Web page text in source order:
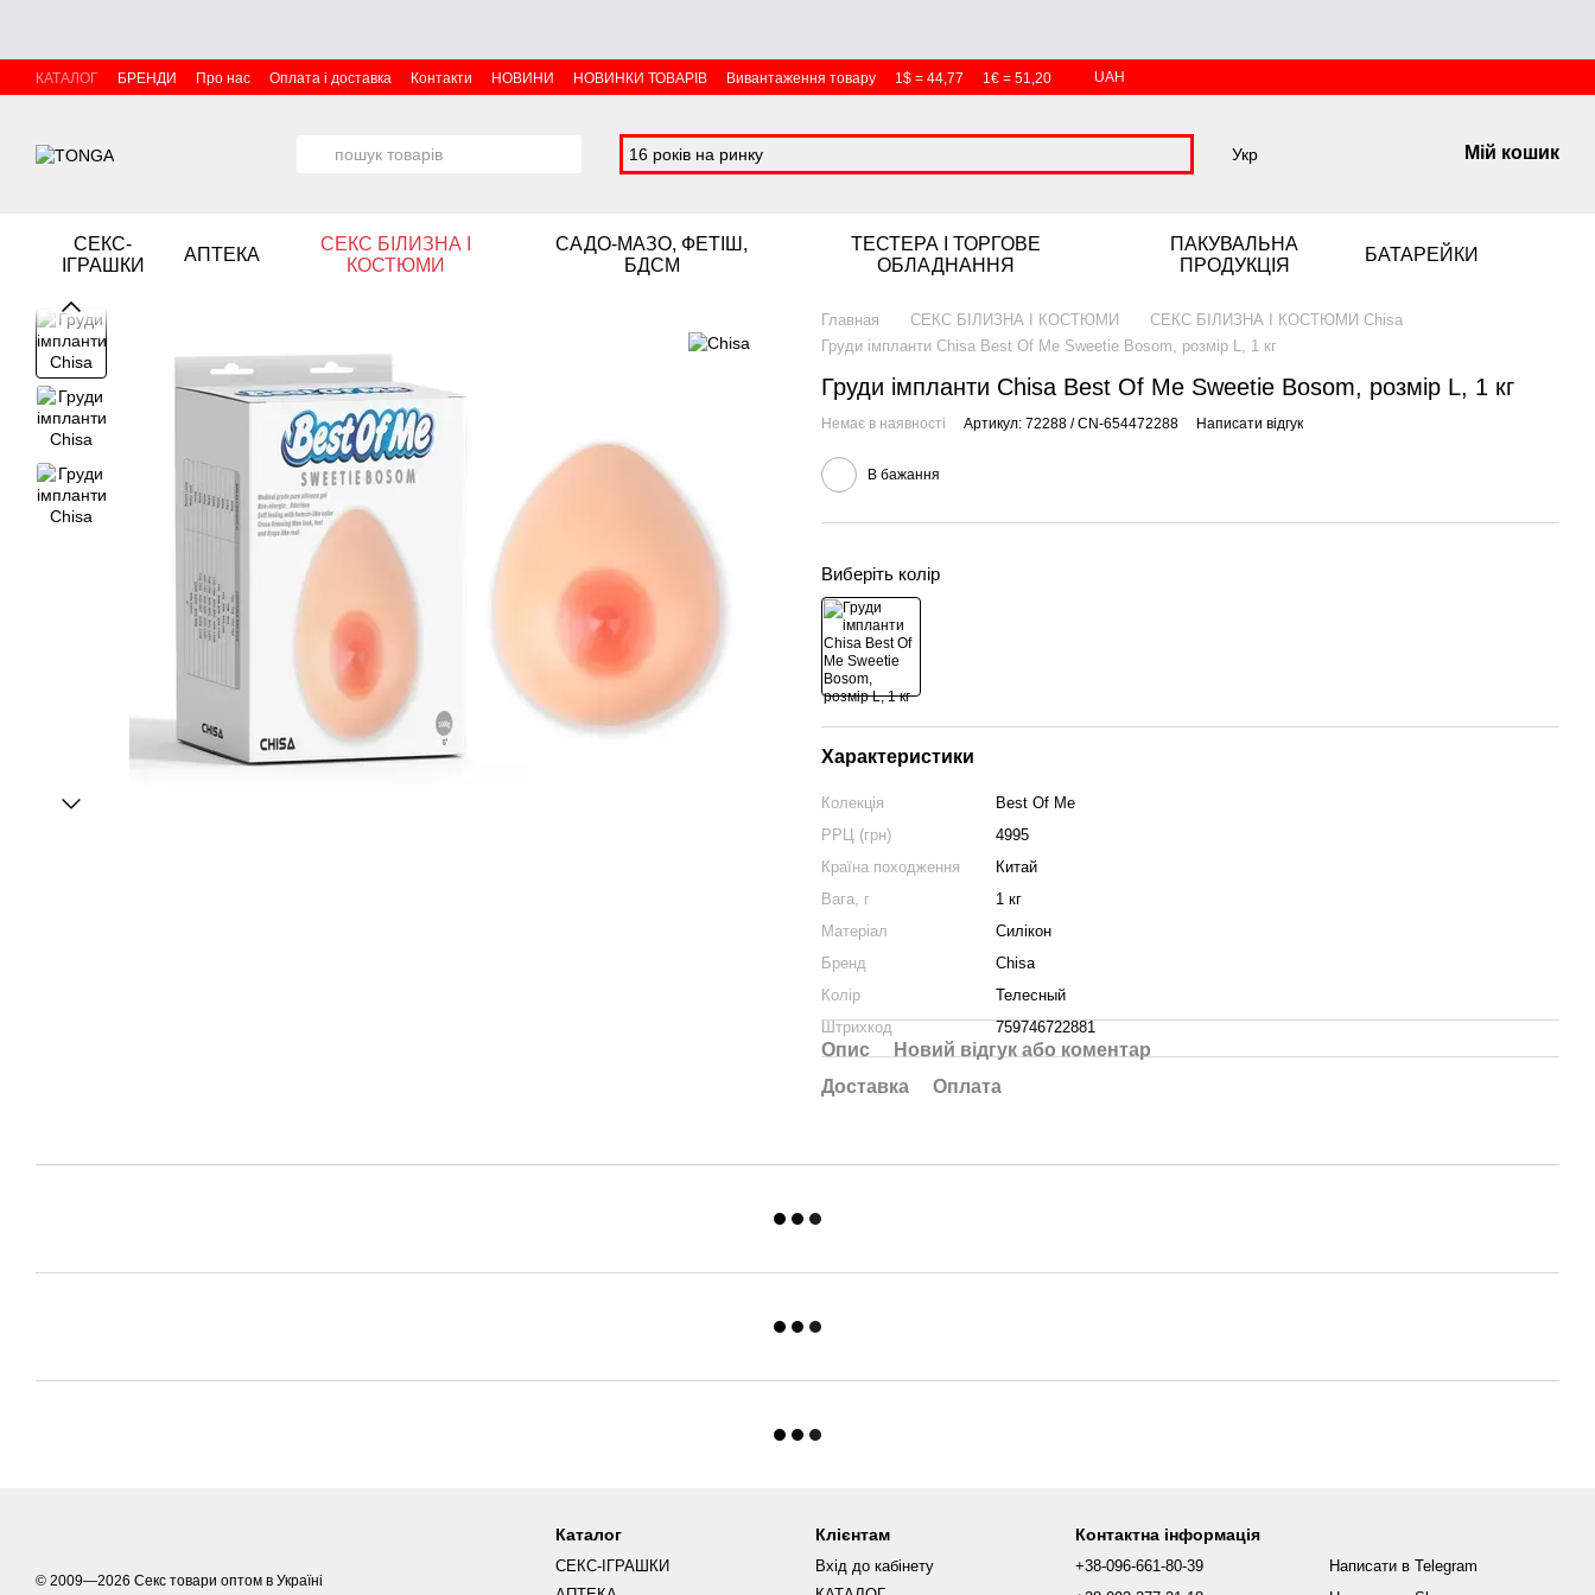
КАТАЛОГ БРЕНДИ Про нас Оплата і доставка Контакти НОВИНИ НОВИНКИ ТОВАРІВ Вивантаження товару 1$ = 44,77 1€ = 51,20 UAH
16 років на ринку Укр Мій кошик
СЕКС-
ІГРАШКИ
АПТЕКА
СЕКС БІЛИЗНА І
КОСТЮМИ
САДО-МАЗО, ФЕТІШ,
БДСМ
ТЕСТЕРА І ТОРГОВЕ
ОБЛАДНАННЯ
ПАКУВАЛЬНА
ПРОДУКЦІЯ
БАТАРЕЙКИ
Главная СЕКС БІЛИЗНА І КОСТЮМИ
СЕКС БІЛИЗНА І КОСТЮМИ Chisa
Груди імпланти Chisa Best Of Me Sweetie Bosom, розмір L, 1 кг
Груди імпланти Chisa Best Of Me Sweetie Bosom, розмір L, 1 кг
Немає в наявності Артикул: 72288 / CN-654472288 Написати відгук
В бажання
Виберіть колір
Характеристики
Колекція
Best Of Me
РРЦ (грн)
4995
Країна походження
Китай
Вага, г
1 кг
Матеріал
Силікон
Бренд
Chisa
Колір
Телесный
Штрихкод
759746722881
Опис
Новий відгук або коментар
Доставка
Оплата
© 2009—2026 Секс товари оптом в Україні
Каталог
СЕКС-ІГРАШКИ
Клієнтам
Вхід до кабінету
Контактна інформація
+38-096-661-80-39
Написати в Telegram